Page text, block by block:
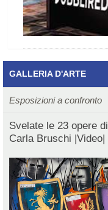
GALLERIA D'ARTE
Esposizioni a confronto
Svelate le 23 opere di
Carla Bruschi |Video|